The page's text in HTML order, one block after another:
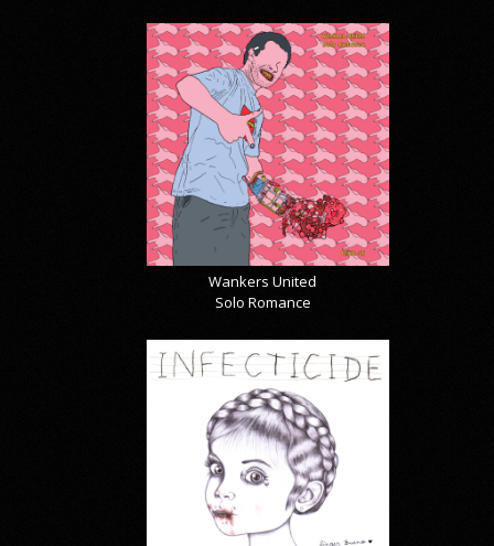
Wankers United
Solo Romance